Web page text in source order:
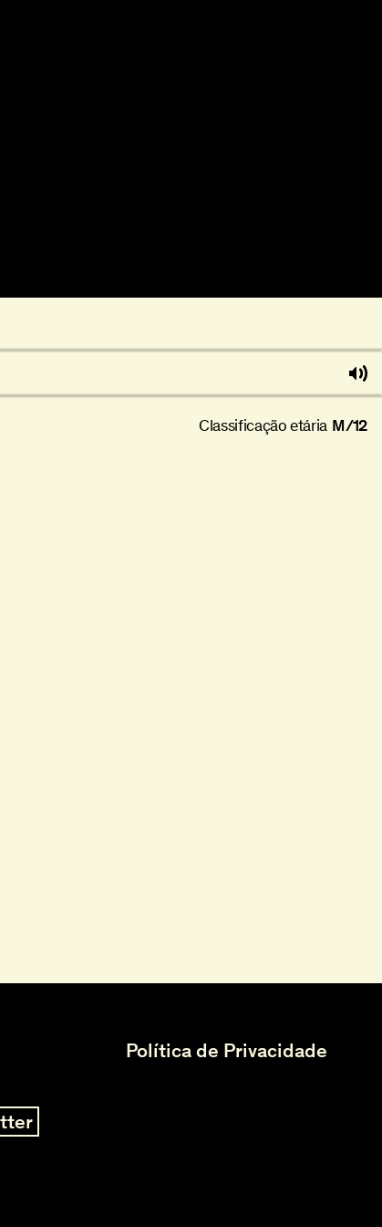
Classificação etária M/12
Política de Privacidade